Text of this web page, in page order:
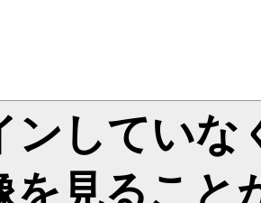
ンしていな
を見ること